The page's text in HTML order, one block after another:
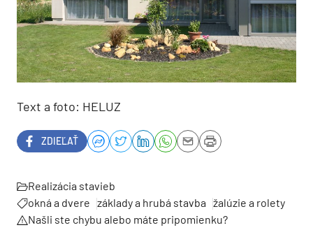
Text a foto: HELUZ
ZDIEĽAŤ
Realizácia stavieb
okná a dvere základy a hrubá stavba žalúzie a rolety
Našli ste chybu alebo máte pripomienku?